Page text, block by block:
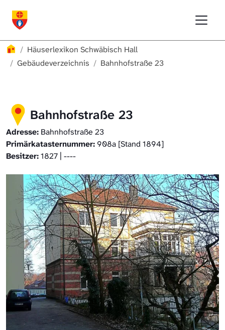
Häuserlexikon
Häuserlexikon Schwäbisch Hall
Gebäudeverzeichnis
Bahnhofstraße 23
Bahnhofstraße 23
Adresse: Bahnhofstraße 23
Primärkatasternummer: 908a [Stand 1894]
Besitzer:1827 | ----
Häuserlexikon Steinbach
Digitale Nachschlagewerke
Gebäudeverzeichnis